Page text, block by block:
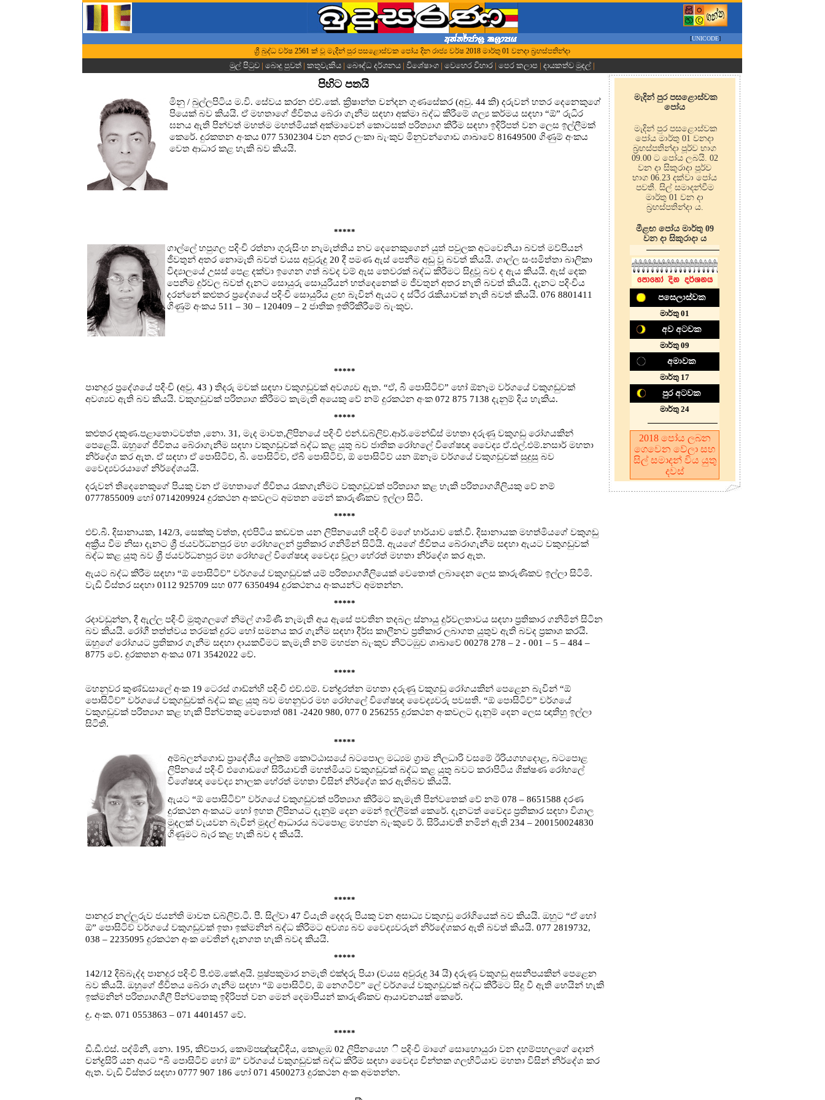
[UNICODE]
ශ්‍රී බුද්ධ වර්ෂ 2561 ක් වූ ‍මැදින් පුර පසළොස්වක පෝය දින රාජ්‍ය වර්ෂ 2018 ‍‍‍‍‍‍මාර්තු 01 වනදා බ්‍රහස්පතින්දා
මුල් පිටුව | බොදු පුවත් | කතුවැකිය | බෞද්ධ දර්ශනය | විශේෂාංග | වෙහෙර විහාර | පෙර කලාප | දායකත්ව මුදල් |
පිහිට පතයි
මිනු / බුල්ලපිටිය ම.වි. සේවය කරන එච්.කේ. ක්‍රිෂාන්ත චන්දන ගුණසේකර (අවු. 44 කි) දරුවන් හතර දෙනෙකුගේ
පියෙක් බව කියයි. ඒ මහතාගේ ජීවිතය බේරා ගැනීම සඳහා අක්මා බද්ධ කිරීමේ ශල්‍ය කර්මය සඳහා “ඕ” රුධිර
ඝනය ඇති පින්වත් මහත්ම මහත්මියක් අක්මාවෙන් කොටසක් පරිත්‍යාග කිරීම සඳහා ඉදිරිපත් වන ලෙස ඉල්ලීමක්
කෙරේ. දුරකතන අංකය 077 5302304 වන අතර ලංකා බැංකුව මිනුවන්ගොඩ ශාඛාවේ 81649500 ගිණුම් අංකය
වෙත ආධාර කළ හැකි බව කියයි.
*****
ගාල්ලේ හපුගල පදිංචි රත්නා ගුරුසිංහ නැමැත්තිය නව දෙනෙකුගෙන් යුත් පවුලක අටවෙනියා බවත් මව්පියන්
ජීවතුන් අතර නොමැති බවත් වයස අවුරුදු 20 දී පමණ ඇස් පෙනීම අඩු වූ බවත් කියයි. ගාල්ල සංඝමිත්තා බාලිකා
විද්‍යාලයේ උසස් පෙළ දක්වා ඉගෙන ගත් බවද වම් ඇස තෙවරක් බද්ධ කිරීමට සිදුවූ බව ද ඇය කියයි. ඇස් දෙක
පෙනීම දුර්වල බවත් දැනට සොයුරු සොයුරියන් හත්දෙනෙක් ම ජීවතුන් අතර නැති බවත් කියයි. දැනට පදිංචිය
දරන්නේ කළුතර ප්‍රදේශයේ පදිංචි සොයුරිය ළඟ බැවින් ඇයට ද ස්ථිර රැකියාවක් නැති බවත් කියයි. 076 8801411
ගිණුම් අංකය 511 – 30 – 120409 – 2 ජාතික ඉතිරිකිරීමේ බැංකුව.
*****
පානදුර ප්‍රදේශයේ පදිංචි (අවු. 43 ) තිදරු මවක් සඳහා වකුගඩුවක් අවශ්‍යව ඇත. “ඒ, බී පොසිටිව්” හෝ ඕනෑම වර්ගයේ වකුගඩුවක්
අවශ්‍යව ඇති බව කියයි. වකුගඩුවක් පරිත්‍යාග කිරීමට කැමැති අයෙකු වේ නම් දුරකථන අංක 072 875 7138 දැනුම් දිය හැකිය.
*****
කළුතර දකුණ.පළාතොටවත්ත ,නො. 31, මැද මාවත,ලිපිනයේ පදිංචි එන්.ඩබ්ලිව්.ආර්.මෙන්ඩිස් මහතා දරුණු වකුගඩු රෝගයකින්
පෙළෙයි. ඔහුගේ ජීවිතය බේරාගැනීම සඳහා වකුගඩුවක් බද්ධ කළ යුතු බව ජාතික රෝහලේ විශේෂඥ වෛද්‍ය ඒ.එල්.එම්.නසාර් මහතා
නිර්දේශ කර ඇත. ඒ සඳහා ඒ පොසිටිව්, බී. පොසිටිව්, ඒබී පොසිටිව්, ඕ පොසිටිව් යන ඕනෑම වර්ගයේ වකුගඩුවක් සුදුසු බව
වෛද්‍යවරයාගේ නිර්දේශයයි.
දරුවන් තිදෙනෙකුගේ පියකු වන ඒ මහතාගේ ජීවිතය රැකගැනීමට වකුගඩුවක් පරිත්‍යාග කළ හැකි පරිත්‍යාගශීලියකු වේ නම්
0777855009 හෝ 0714209924 දුරකථන අංකවලට අමතන මෙන් කාරුණිකව ඉල්ලා සිටී.
*****
එච්.බී. දිසානායක, 142/3, සෙක්කු වත්ත, දළුපිටිය කඩවත යන ලිපිනයෙහි පදිංචි මගේ භාර්යාව කේ.වී. දිසානායක මහත්මියගේ වකුගඩු
අක්‍රීය වීම නිසා දැනට ශ්‍රී ජයවර්ධනපුර මහ රෝහලෙන් ප්‍රතිකාර ගනිමින් සිටියි. ඇයගේ ජීවිතය බේරාගැනීම සඳහා ඇයට වකුගඩුවක්
බද්ධ කළ යුතු බව ශ්‍රී ජයවර්ධනපුර මහ රෝහලේ විශේෂඥ වෛද්‍ය චූලා හේරත් මහතා නිර්දේශ කර ඇත.
ඇයට බද්ධ කිරීම සඳහා “ඕ පොසිටිව්” වර්ගයේ වකුගඩුවක් යම් පරිත්‍යාගශීලියෙක් වෙතොත් ලබාදෙන ලෙස කාරුණිකව ඉල්ලා සිටිමි.
වැඩි විස්තර සඳහා 0112 925709 සහ 077 6350494 දුරකථනය අංකයන්ට අමතන්න.
*****
රදාවඩුන්න, දී ඇල්ල පදිංචි මුතුගලගේ නිමල් ගාමිණී නැමැති අය ඇසේ පවතින තදබල ස්නායු දුර්වලතාවය සඳහා ප්‍රතිකාර ගනිමින් සිටින
බව කියයි. රෝගී තත්ත්වය තරමක් දුරට හෝ සමනය කර ගැනීම සඳහා දීර්ඝ කාලීනව ප්‍රතිකාර ලබාගත යුතුව ඇති බවද ප්‍රකාශ කරයි.
ඔහුගේ රෝගයට ප්‍රතිකාර ගැනීම සඳහා දායකවීමට කැමැති නම් මහජන බැංකුව නිට්ටඹුව ශාඛාවේ 00278 278 – 2 - 001 – 5 – 484 –
8775 වේ. දුරකතන අංකය 071 3542022 වේ.
*****
මහනුවර කුණ්ඩසාලේ අංක 19 ටෙරස් ගාඩ්න්හි පදිංචි එච්.එම්. චන්ද්‍රරත්න මහතා දරුණු වකුගඩු රෝගයකින් පෙළෙන බැවින් “ඕ
පොසිටිව්” වර්ගයේ වකුගඩුවක් බද්ධ කළ යුතු බව මහනුවර මහ රෝහලේ විශේෂඥ වෛද්‍යවරු පවසති. “ඕ පොසිටිව්” වර්ගයේ
වකුගඩුවක් පරිත්‍යාග කළ හැකි පින්වතකු වෙතොත් 081 -2420 980, 077 0 256255 දුරකථන අංකවලට දැනුම් දෙන ලෙස ඥාතිහු ඉල්ලා
සිටිති.
*****
අම්බලන්ගොඩ ප්‍රාදේශීය ලේකම් කොට්ඨාසයේ බටපොල මධ්‍යම ග්‍රාම නිලධාරි වසමේ ඊරියගහදොළ, බටපොළ
ලිපිනයේ පදිංචි එගොඩගේ සිරියාවතී මහත්මියට වකුගඩුවක් බද්ධ කළ යුතු බවට කරාපිටිය ශික්ෂණ රෝහලේ
විශේෂඥ වෛද්‍ය නාලක හේරත් මහතා විසින් නිර්දේශ කර ඇතිබව කියයි.
ඇයට “ඕ පොසිටිව්” වර්ගයේ වකුගඩුවක් පරිත්‍යාග කිරීමට කැමැති පින්වතෙක් වේ නම් 078 – 8651588 දරණ
දුරකථන අංකයට හෝ ඉහත ලිපිනයට දැනුම් දෙන මෙන් ඉල්ලීමක් කෙරේ. දැනටත් වෛද්‍ය ප්‍රතිකාර සඳහා විශාල
මුදලක් වැයවන බැවින් මුදල් ආධාරය බටපොළ මහජන බැංකුවේ ඊ. සිරියාවතී නමින් ඇති 234 – 200150024830
ගිණුමට බැර කළ හැකි බව ද කියයි.
*****
පානදුර නල්ලුරුව ජයන්ති මාවත ඩබ්ලිව්.ටී. පී. සිල්වා 47 වියැති දෙදරු පියකු වන අසාධ්‍ය වකුගඩු රෝගියෙක් බව කියයි. ඔහුට “ඒ හෝ
ඕ” පොසිටිව් වර්ගයේ වකුගඩුවක් ඉතා ඉක්මනින් බද්ධ කිරීමට අවශ්‍ය බව වෛද්‍යවරුන් නිර්දේශකර ඇති බවත් කියයි. 077 2819732,
038 – 2235095 දුරකථන අංක වෙතින් දැනගත හැකි බවද කියයි.
*****
142/12 දිබ්බැද්ද පානදුර පදිංචි පී.එම්.කේ.අයි. පුෂ්පකුමාර නමැති එක්දරු පියා (වයස අවුරුදු 34 යි) දරුණු වකුගඩු අසනීපයකින් පෙළෙන
බව කියයි. ඔහුගේ ජීවිතය බේරා ගැනීම සඳහා “ඕ පොසිටිව්, ඕ නෙගටිව්” ලේ වර්ගයේ වකුගඩුවක් බද්ධ කිරීමට සිදු වී ඇති හෙයින් හැකි
ඉක්මනින් පරිත්‍යාගශීලී පින්වතෙකු ඉදිරිපත් වන මෙන් දෙමාපියන් කාරුණිකව ආයාචනයක් කෙරේ.
දු. අංක. 071 0553863 – 071 4401457 වේ.
*****
ඩී.ඩී.එස්. පද්මිනී, නො. 195, කිව්පාර, කොම්පඤ්ඤවීදිය, කොළඹ 02 ලිපිනයෙහ ි පදිංචි මාගේ සොහොයුරා වන දහම්පහලගේ දොන්
චන්ද්‍රසිරි යන අයට “බී පොසිටිව් හෝ ඕ” වර්ගයේ වකුගඩුවක් බද්ධ කිරීම සඳහා වෛද්‍ය චින්තක ගලහිටියාව මහතා විසින් නිර්දේශ කර
ඇත. වැඩි විස්තර සඳහා 0777 907 186 හෝ 071 4500273 දුරකථන අංක අමතන්න.
මැදින් පුර පසළොස්වක
පෝය
මැදින් පුර පසළොස්වක
පෝය මාර්තු 01 වනදා
බ්‍රහස්පතින්දා පූර්ව භාග
09.00 ට පෝය ලබයි. 02
වන දා සිකුරාදා පූර්ව
භාග 06.23 දක්වා පෝය
පවතී. සිල් සමාදන්වීම
මාර්තු 01 වන දා
බ්‍රහස්පතින්දා ය.
මීළඟ පෝය මාර්තු 09
වන දා සිකුරාදා ය
පසෙලාස්වක
මාර්තු 01
අව අටවක
මාර්තු 09
අමාවක
මාර්තු 17
පුර අටවක
මාර්තු 24
2018 පෝය ලබන
ගෙවෙන වේලා සහ
සිල් සමාදන් විය යුතු
දවස්